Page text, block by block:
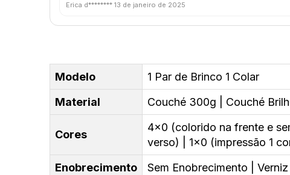
Erica d******** 13 de janeiro de 2025
Modelo
1 Par de Brinco 1 Colar
Material
Couché 300g | Couché
Cores
4x0 (colorido na frente e
verso) | 1x0 (impressão 1
Enobrecimento
Sem Enobrecimento |